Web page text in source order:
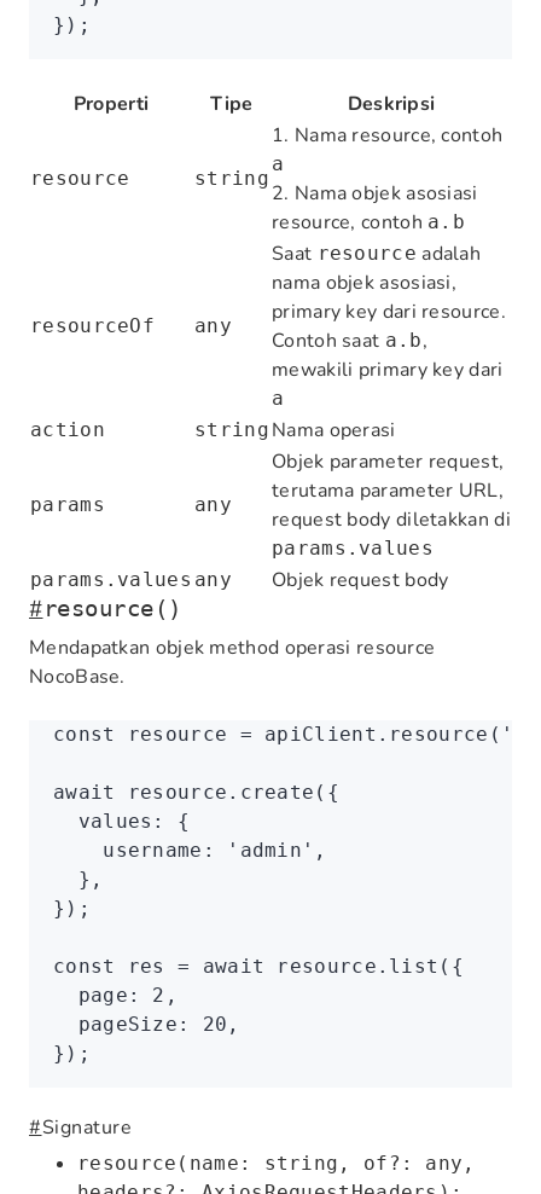
});
Properti Tipe Deskripsi
resource string
1. Nama resource, contoh
a
2. Nama objek asosiasi
resource, contoh a.b
resourceOf any
Saat resource adalah
nama objek asosiasi,
primary key dari resource.
Contoh saat a.b,
mewakili primary key dari
a
action
string Nama operasi
params any
Objek parameter request,
terutama parameter URL,
request body diletakkan di
params.values
params.values any Objek request body
#resource()
Mendapatkan objek method operasi resource
NocoBase.
const resource = apiClient .resource (
await resource .create ({
  values
:
{
    username
: 'admin' ,
  }
,
});
const res = await resource .list ({
  page
: 2 ,
  pageSize
: 20 ,
});
#Signature
resource(name: string, of?: any,